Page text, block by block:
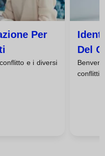
Per
e i diversi
Del
conflitti